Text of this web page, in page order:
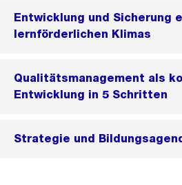
Entwicklung und Sicherung
lernförderlichen Klimas
Qualitätsmanagement als
Entwicklung in 5 Schritten
Strategie und